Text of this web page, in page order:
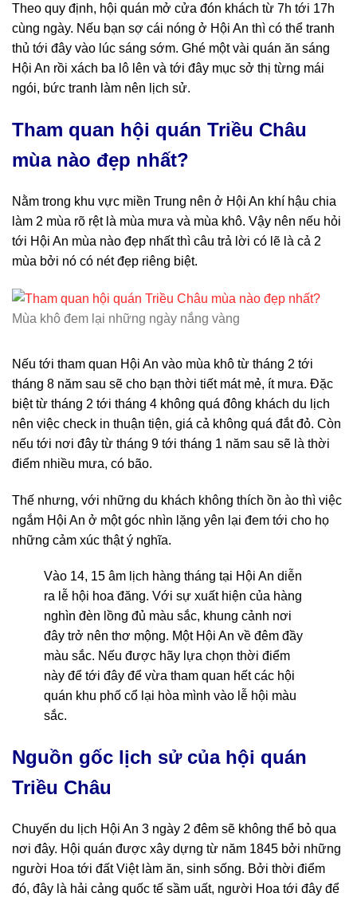
Theo quy định, hội quán mở cửa đón khách từ 7h tới 17h
cùng ngày. Nếu bạn sợ cái nóng ở Hội An thì có thể tranh
thủ tới đây vào lúc sáng sớm. Ghé một vài quán ăn sáng
Hội An rồi xách ba lô lên và tới đây mục sở thị từng mái
ngói, bức tranh làm nên lịch sử.
Tham quan hội quán Triều Châu
mùa nào đẹp nhất?
Nằm trong khu vực miền Trung nên ở Hội An khí hậu chia
làm 2 mùa rõ rệt là mùa mưa và mùa khô. Vậy nên nếu hỏi
tới Hội An mùa nào đẹp nhất thì câu trả lời có lẽ là cả 2
mùa bởi nó có nét đẹp riêng biệt.
Mùa khô đem lại những ngày nắng vàng
Nếu tới tham quan Hội An vào mùa khô từ tháng 2 tới
tháng 8 năm sau sẽ cho bạn thời tiết mát mẻ, ít mưa. Đặc
biệt từ tháng 2 tới tháng 4 không quá đông khách du lịch
nên việc check in thuận tiện, giá cả không quá đắt đỏ. Còn
nếu tới nơi đây từ tháng 9 tới tháng 1 năm sau sẽ là thời
điểm nhiều mưa, có bão.
Thế nhưng, với những du khách không thích ồn ào thì việc
ngắm Hội An ở một góc nhìn lặng yên lại đem tới cho họ
những cảm xúc thật ý nghĩa.
Vào 14, 15 âm lịch hàng tháng tại Hội An diễn
ra lễ hội hoa đăng. Với sự xuất hiện của hàng
nghìn đèn lồng đủ màu sắc, khung cảnh nơi
đây trở nên thơ mộng. Một Hội An về đêm đầy
màu sắc. Nếu được hãy lựa chọn thời điểm
này để tới đây để vừa tham quan hết các hội
quán khu phố cổ lại hòa mình vào lễ hội màu
sắc.
Nguồn gốc lịch sử của hội quán
Triều Châu
Chuyến du lịch Hội An 3 ngày 2 đêm sẽ không thể bỏ qua
nơi đây. Hội quán được xây dựng từ năm 1845 bởi những
người Hoa tới đất Việt làm ăn, sinh sống. Bởi thời điểm
đó, đây là hải cảng quốc tế sầm uất, người Hoa tới đây để